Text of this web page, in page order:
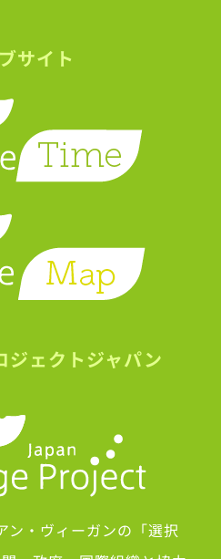
サイト
ジェクトジャパン
ン・ヴィーガンの「選択